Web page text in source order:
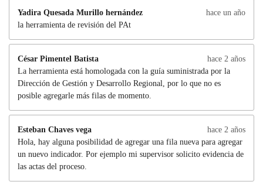
Yadira Quesada Murillo hernández
hace un año
la herramienta de revisión del PAt
César Pimentel Batista
hace 2 años
La herramienta está homologada con la guía suministrada por la
Dirección de Gestión y Desarrollo Regional, por lo que no es
posible agregarle más filas de momento.
Esteban Chaves vega
hace 2 años
Hola, hay alguna posibilidad de agregar una fila nueva para agregar
un nuevo indicador. Por ejemplo mi supervisor solicito evidencia de
las actas del proceso.